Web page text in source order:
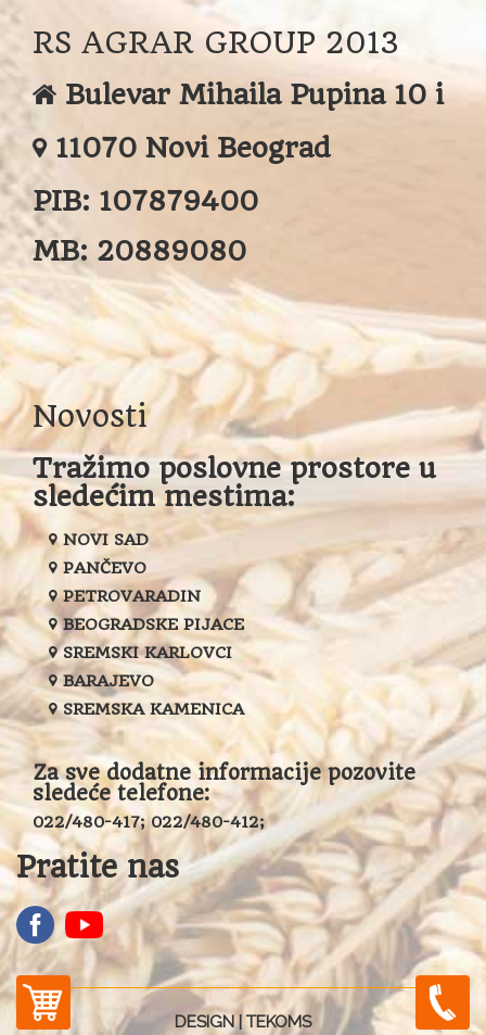
RS AGRAR GROUP 2013
Bulevar Mihaila Pupina 10 i
11070 Novi Beograd
PIB: 107879400
MB: 20889080
Novosti
Tražimo poslovne prostore u
sledećim mestima:
NOVI SAD
PANČEVO
PETROVARADIN
BEOGRADSKE PIJACE
SREMSKI KARLOVCI
BARAJEVO
SREMSKA KAMENICA
Za sve dodatne informacije pozovite
sledeće telefone:
022/480-417; 022/480-412;
Pratite nas
DESIGN | TEKOMS